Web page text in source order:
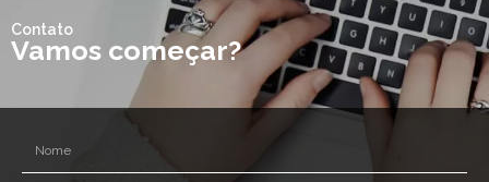
Contato
Vamos começar?